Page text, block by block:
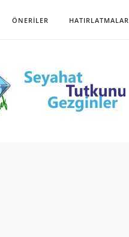
ÖNERILER HATIRLATMALAR